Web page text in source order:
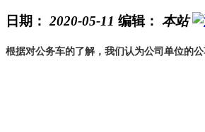
日期： 2020-05-11 编辑： 本站
根据对公务车的了解，我们认为公司单位的